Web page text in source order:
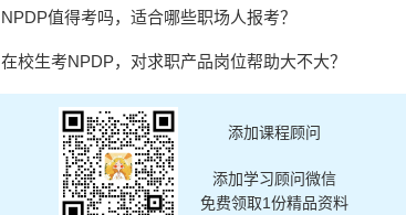
NPDP值得考吗，适合哪些职场人报考？
在校生考NPDP，对求职产品岗位帮助大不大？
添加课程顾问
添加学习顾问微信
免费领取1份精品资料